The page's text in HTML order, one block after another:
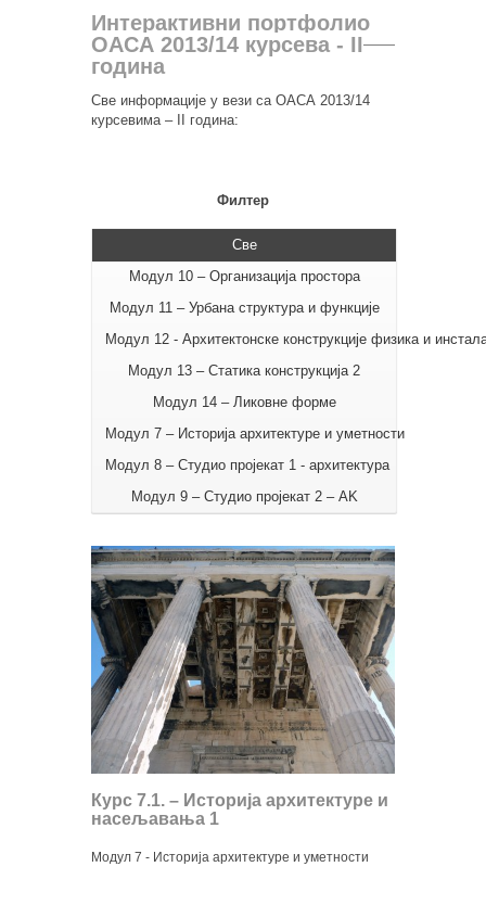
Интерактивни портфолио
ОАСА 2013/14 курсева - II
година
Све информације у вези са ОАСА 2013/14
курсевима – II година:
Филтер
Све
Модул 10 – Организација простора
Модул 11 – Урбана структура и функције
Модул 12 - Архитектонске конструкције физика и
Модул 13 – Статика конструкција 2
Модул 14 – Ликовне форме
Модул 7 – Историја архитектуре и уметности
Модул 8 – Студио пројекат 1 - архитектура
Модул 9 – Студио пројекат 2 – AK
Курс 7.1. – Историја архитектуре и
насељавања 1
Модул 7 - Историја архитектуре и уметности